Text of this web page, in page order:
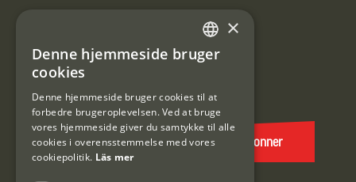
E-
post
(Påkrævet)
Abonner
SWEDISH
×
Denne hjemmeside bruger
cookies
Denne hjemmeside bruger cookies til at
forbedre brugeroplevelsen. Ved at bruge
vores hjemmeside giver du samtykke til alle
cookies i overensstemmelse med vores
cookiepolitik. Läs mer